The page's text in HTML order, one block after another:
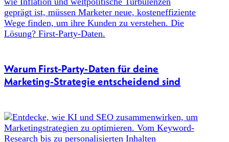
Warum First-Party-Daten für deine
Marketing-Strategie entscheidend sind